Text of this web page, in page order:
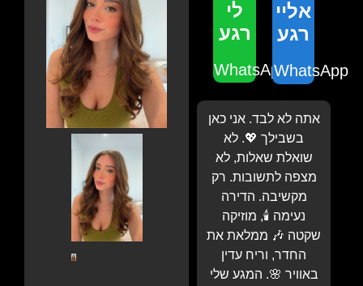
לי
רגע
WhatsApp
אליי
רגע
WhatsApp
אתה לא לבד. אני כאן
בשבילך 💖. לא
שואלת שאלות, לא
מצפה לתשובות. רק
מקשיבה. הדירה
נעימה 🕯️, מוזיקה
שקטה 🎶 ממלאת את
החדר, וריח עדין
באוויר 🌸. המגע שלי